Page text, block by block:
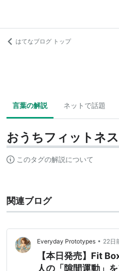
はてなブログ トップ
言葉の解説 ネットで話題
おうちフィットネス
このタグの解説について
関連ブログ
Everyday Prototypes • 22日
【本日発売】Fit
人の「隙間運動」